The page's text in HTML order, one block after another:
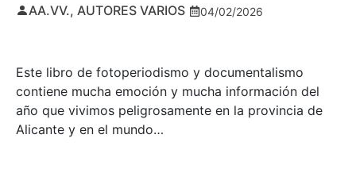
AA.VV., AUTORES VARIOS 04/02/2026
Este libro de fotoperiodismo y documentalismo
contiene mucha emoción y mucha información del
año que vivimos peligrosamente en la provincia de
Alicante y en el mundo…